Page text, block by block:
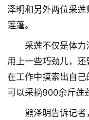
泽明和另外两位采
莲蓬。
采莲不仅是体力
用上一些巧劲儿，
在工作中摸索出自
可以采摘900余斤莲
熊泽明告诉记